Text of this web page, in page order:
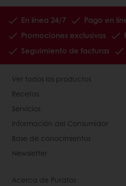
En línea 24/7
Pago en
Promociones exclusivas
Seguimiento de facturas
Ver todos los productos
Recetas
Servicios
Información del Consumidor
Base de conocimientos
Newsletter
Acerca de Puratos